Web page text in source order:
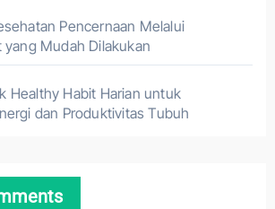
Pencernaan Melalui
yang Mudah Dilakukan
Healthy Habit Harian untuk
dan Produktivitas Tubuh